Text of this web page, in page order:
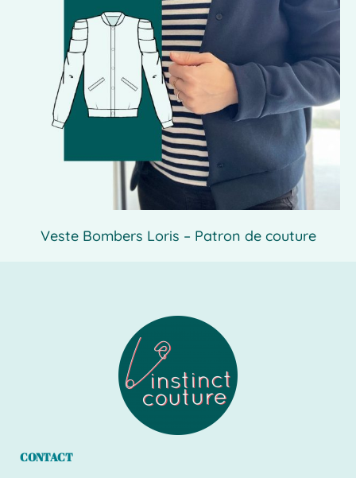
Veste Bombers Loris – Patron de couture
CONTACT